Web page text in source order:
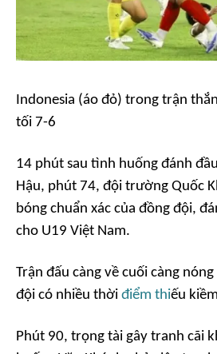
Indonesia (áo đỏ) trong trận
tối 7-6
14 phút sau tình huống đánh
Hậu, phút 74, đội trường Quốc
bóng chuẩn xác của đồng đội,
cho U19 Việt Nam.
Trận đấu càng về cuối càng
đội có nhiều thời điểm thiếu
Phút 90, trọng tài gây tranh cãi